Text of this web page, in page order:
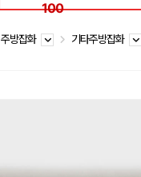
100
주방잡화 기타주방잡화